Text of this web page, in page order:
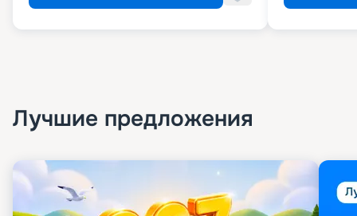
Лучшие предложения